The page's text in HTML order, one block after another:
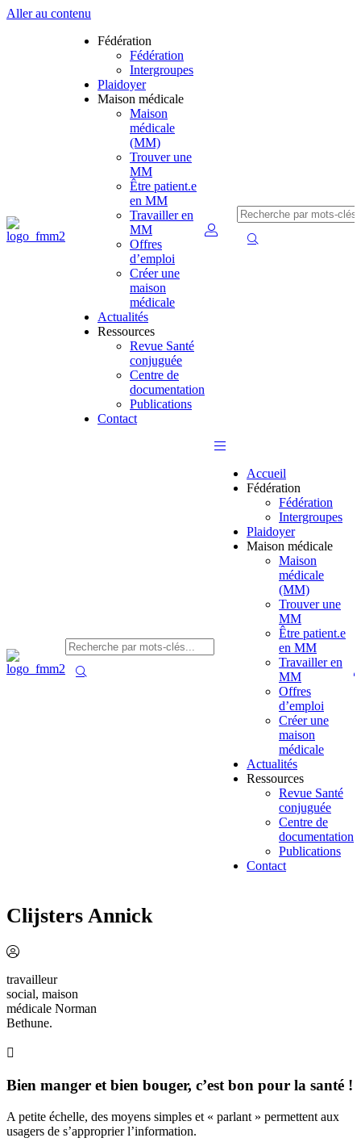
Aller au contenu
Fédération
Fédération
Intergroupes
Plaidoyer
Maison médicale
Maison
médicale
(MM)
Trouver une
MM
Être patient.e
en MM
Travailler en
MM
Offres
d’emploi
Créer une
maison
médicale
Actualités
Ressources
Revue Santé
conjuguée
Centre de
documentation
Publications
Contact
Accueil
Fédération
Fédération
Intergroupes
Plaidoyer
Maison médicale
Maison
médicale
(MM)
Trouver une
MM
Être patient.e
en MM
Travailler en
MM
Offres
d’emploi
Créer une
maison
médicale
Actualités
Ressources
Revue Santé
conjuguée
Centre de
documentation
Publications
Contact
Clijsters Annick
travailleur
social, maison
médicale Norman
Bethune.
Bien manger et bien bouger, c’est bon pour la santé !
A petite échelle, des moyens simples et « parlant » permettent aux
usagers de s’approprier l’information.